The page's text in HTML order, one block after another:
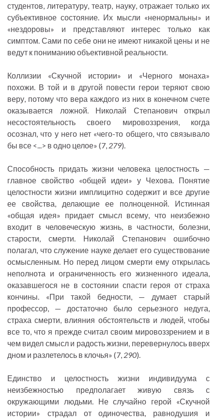
студентов, литературу, театр, науку, отражает только их
субъективное состояние. Их мысли «ненормальны» и
«нездоровы» и представляют интерес только как
симптом. Сами по себе они не имеют никакой цены и не
ведут к пониманию объективной реальности.
Коллизии «Скучной истории» и «Черного монаха»
похожи. В той и в другой повести герои теряют свою
веру, потому что вера каждого из них в конечном счете
оказывается ложной. Николай Степанович открыл
несостоятельность своего мировоззрения, когда
осознал, что у него нет «чего-то общего, что связывало
бы все <...> в одно целое» (7, 279).
Способность придать жизни человека целостность —
главное свойство «общей идеи» у Чехова. Понятие
целостности жизни имплицитно содержит и все другие
ее свойства, делающие ее полноценной. Истинная
«общая идея» придает смысл всему, что неизбежно
входит в человеческую жизнь, в частности, болезни,
старости, смерти. Николай Степанович ошибочно
полагал, что служение науке делает его существование
осмысленным. Но перед лицом смерти ему открылась
неполнота и ограниченность его жизненного идеала,
оказавшегося не в состоянии спасти героя от страха
кончины. «При такой бедности, — думает старый
профессор, — достаточно было серьезного недуга,
страха смерти, влияния обстоятельств и людей, чтобы
все то, что я прежде считал своим мировоззрением и в
чем видел смысл и радость жизни, перевернулось вверх
дном и разлетелось в клочья» (7, 290).
Единство и целостность жизни индивидуума с
неизбежностью предполагает живую связь с
окружающими людьми. Не случайно герой «Скучной
истории» страдал от одиночества, равнодушия и